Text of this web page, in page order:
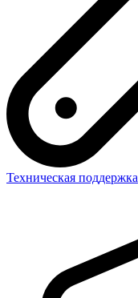
Техническая поддержка